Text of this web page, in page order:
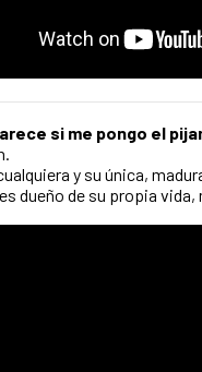
si me pongo el
y su única,
dueño de su propia